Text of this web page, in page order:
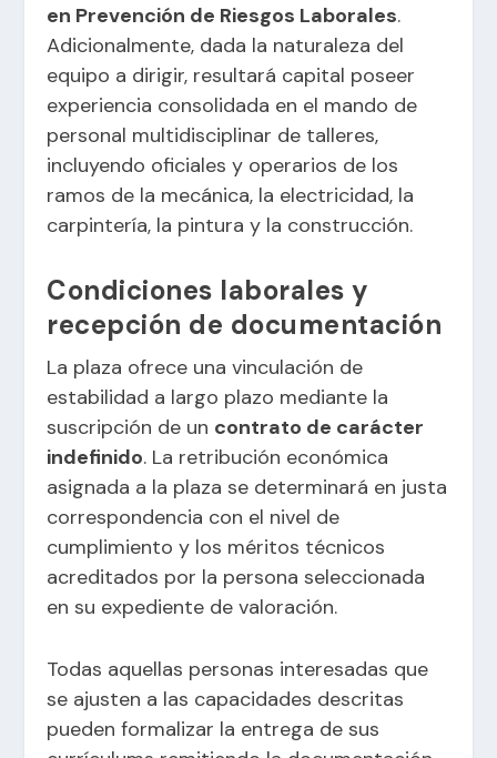
en Prevención de Riesgos Laborales.
Adicionalmente, dada la naturaleza del
equipo a dirigir, resultará capital poseer
experiencia consolidada en el mando de
personal multidisciplinar de talleres,
incluyendo oficiales y operarios de los
ramos de la mecánica, la electricidad, la
carpintería, la pintura y la construcción.
Condiciones laborales y
recepción de documentación
La plaza ofrece una vinculación de
estabilidad a largo plazo mediante la
suscripción de un contrato de carácter
indefinido. La retribución económica
asignada a la plaza se determinará en justa
correspondencia con el nivel de
cumplimiento y los méritos técnicos
acreditados por la persona seleccionada
en su expediente de valoración.
Todas aquellas personas interesadas que
se ajusten a las capacidades descritas
pueden formalizar la entrega de sus